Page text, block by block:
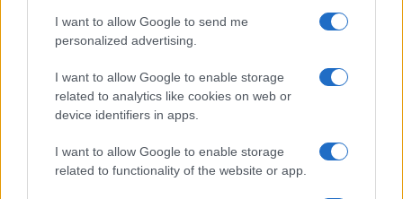
I want to allow Google to send me
personalized advertising.
I want to allow Google to enable storage
related to analytics like cookies on web or
device identifiers in apps.
I want to allow Google to enable storage
related to functionality of the website or app.